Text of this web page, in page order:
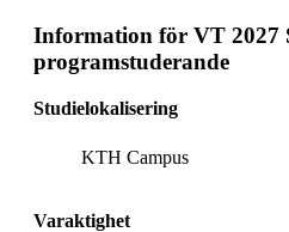
Information för VT 2027
programstuderande
Studielokalisering
KTH Campus
Varaktighet